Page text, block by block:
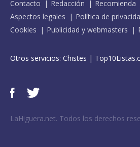
Contacto Redacción Recomienda
Aspectos legales
Política de
Cookies
Publicidad y webmasters
Otros servicios: Chistes |
LaHiguera.net. Todos los derechos